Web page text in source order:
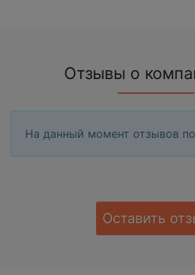
Отзывы о
На данный момент отзывов
Оставить